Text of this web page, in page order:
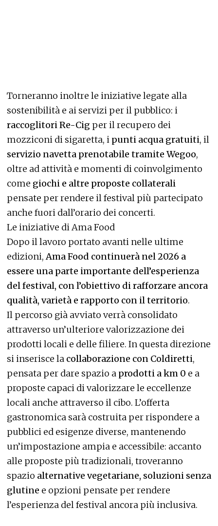
Torneranno inoltre le iniziative legate alla
sostenibilità e ai servizi per il pubblico: i
raccoglitori Re-Cig per il recupero dei
mozziconi di sigaretta, i punti acqua gratuiti, il
servizio navetta prenotabile tramite Wegoo,
oltre ad attività e momenti di coinvolgimento
come giochi e altre proposte collaterali
pensate per rendere il festival più partecipato
anche fuori dall’orario dei concerti.
Le iniziative di Ama Food
Dopo il lavoro portato avanti nelle ultime
edizioni,Ama Food continuerà nel 2026 a
essere una parte importante dell’esperienza
del festival, con l’obiettivo di rafforzare ancora
qualità, varietà e rapporto con il territorio.
Il percorso già avviato verrà consolidato
attraverso un’ulteriore valorizzazione dei
prodotti locali e delle filiere. In questa direzione
si inserisce la collaborazione con Coldiretti,
pensata per dare spazio a prodotti a km 0 e a
proposte capaci di valorizzare le eccellenze
locali anche attraverso il cibo. L’offerta
gastronomica sarà costruita per rispondere a
pubblici ed esigenze diverse, mantenendo
un’impostazione ampia e accessibile: accanto
alle proposte più tradizionali, troveranno
spazio alternative vegetariane, soluzioni senza
glutine e opzioni pensate per rendere
l’esperienza del festival ancora più inclusiva.